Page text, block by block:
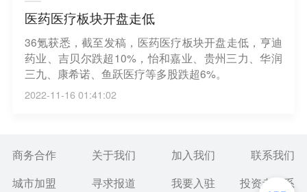
医药医疗板块开盘走低
36氪获悉，截至发稿，医药医疗板块开盘走低，亨迪
药业、吉贝尔跌超10%，怡和嘉业、贵州三力、华润
三九、康希诺、鱼跃医疗等多股跌超6%。
2022-11-16 01:41:02
商务合作 关于我们 加入我们
联系我们
城市加盟
寻求报道 我要入驻 投资者关系